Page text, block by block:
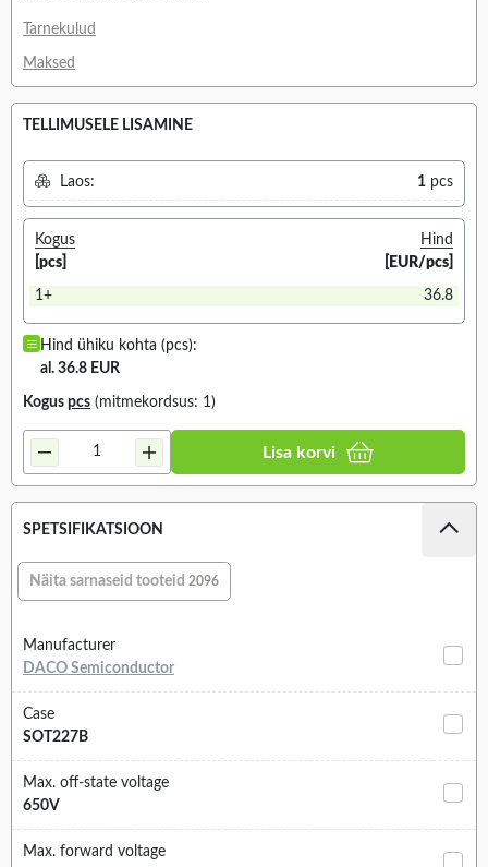
Tarnekulud
Maksed
TELLIMUSELE LISAMINE
Laos: 1 pcs
Kogus
[pcs]
Hind
[EUR/pcs]
1+ 36.8
Hind ühiku kohta (pcs):
al. 36.8 EUR
Kogus pcs (mitmekordsus: 1)
Lisa korvi
SPETSIFIKATSIOON
Näita sarnaseid tooteid 2096
Manufacturer
DACO Semiconductor
Case
SOT227B
Max. off-state voltage
650V
Max. forward voltage